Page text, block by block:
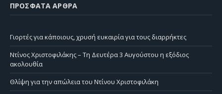
ΠΡΌΣΦΑΤΑ ΆΡΘΡΑ
Γιορτές για κάποιους, χρυσή ευκαιρία για τους διαρρήκτες
Ντίνος Χριστοφιλάκης – Τη Δευτέρα 3 Αυγούστου η εξόδιος
ακολουθία
Θλίψη για την απώλεια του Ντίνου Χριστοφιλάκη